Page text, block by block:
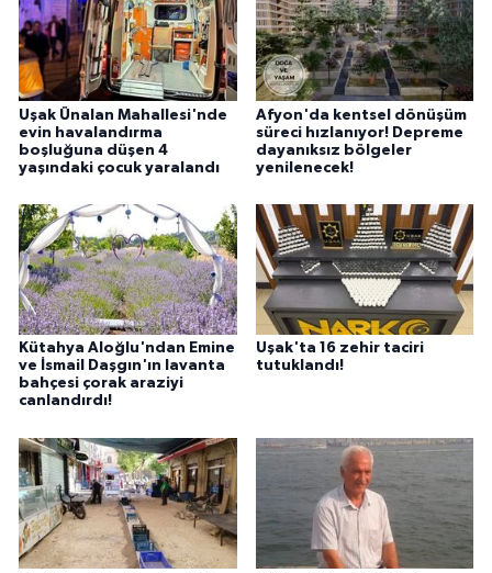
Uşak Ünalan Mahallesi'nde
evin havalandırma
boşluğuna düşen 4
yaşındaki çocuk yaralandı
Afyon'da kentsel dönüşüm
süreci hızlanıyor! Depreme
dayanıksız bölgeler
yenilenecek!
Kütahya Aloğlu'ndan Emine
ve İsmail Daşgın'ın lavanta
bahçesi çorak araziyi
canlandırdı!
Uşak'ta 16 zehir taciri
tutuklandı!